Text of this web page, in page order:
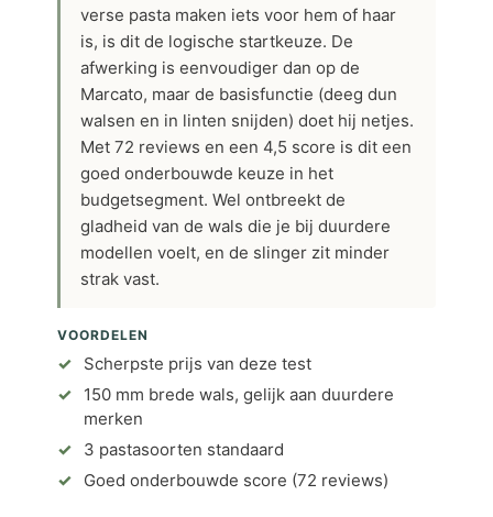
verse pasta maken iets voor hem of haar
is, is dit de logische startkeuze. De
afwerking is eenvoudiger dan op de
Marcato, maar de basisfunctie (deeg dun
walsen en in linten snijden) doet hij netjes.
Met 72 reviews en een 4,5 score is dit een
goed onderbouwde keuze in het
budgetsegment. Wel ontbreekt de
gladheid van de wals die je bij duurdere
modellen voelt, en de slinger zit minder
strak vast.
VOORDELEN
Scherpste prijs van deze test
150 mm brede wals, gelijk aan duurdere
merken
3 pastasoorten standaard
Goed onderbouwde score (72 reviews)